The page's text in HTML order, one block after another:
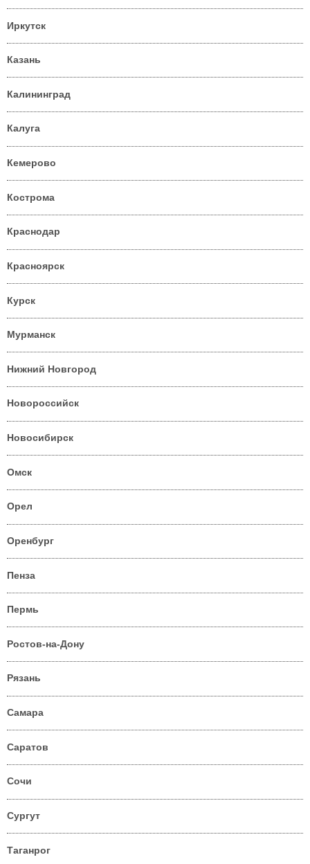
Иркутск
Казань
Калининград
Калуга
Кемерово
Кострома
Краснодар
Красноярск
Курск
Мурманск
Нижний Новгород
Новороссийск
Новосибирск
Омск
Орел
Оренбург
Пенза
Пермь
Ростов-на-Дону
Рязань
Самара
Саратов
Сочи
Сургут
Таганрог